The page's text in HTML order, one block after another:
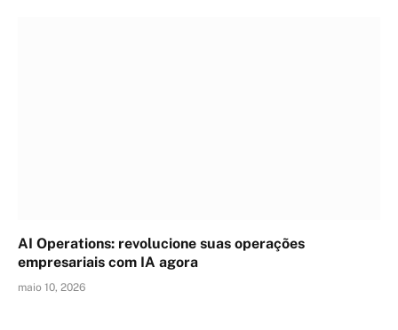
AI Operations: revolucione suas operações
empresariais com IA agora
maio 10, 2026